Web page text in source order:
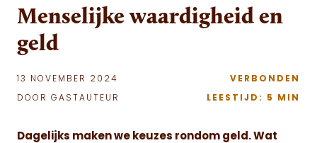
Menselijke waardigheid en
geld
13 NOVEMBER 2024
DOOR GASTAUTEUR
VERBONDEN
LEESTIJD: 5 MIN
Dagelijks maken we keuzes rondom geld. Wat